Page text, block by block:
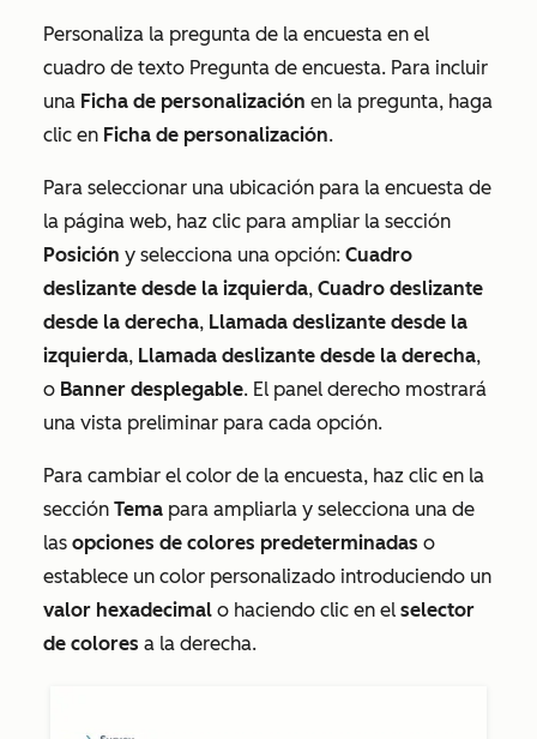
Personaliza la pregunta de la encuesta en el
cuadro de texto Pregunta de encuesta. Para incluir
una Ficha de personalización en la pregunta, haga
clic en Ficha de personalización.
Para seleccionar una ubicación para la encuesta de
la página web, haz clic para ampliar la sección
Posición y selecciona una opción: Cuadro
deslizante desde la izquierda, Cuadro deslizante
desde la derecha, Llamada deslizante desde la
izquierda, Llamada deslizante desde la derecha,
o Banner desplegable. El panel derecho mostrará
una vista preliminar para cada opción.
Para cambiar el color de la encuesta, haz clic en la
sección Tema para ampliarla y selecciona una de
las opciones de colores predeterminadas o
establece un color personalizado introduciendo un
valor hexadecimal o haciendo clic en el selector
de colores a la derecha.